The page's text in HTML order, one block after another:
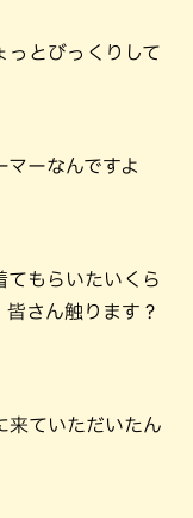
っとびっくりして
ーなんですよ
てもらいたいくら
さん触ります？
来ていただいたん